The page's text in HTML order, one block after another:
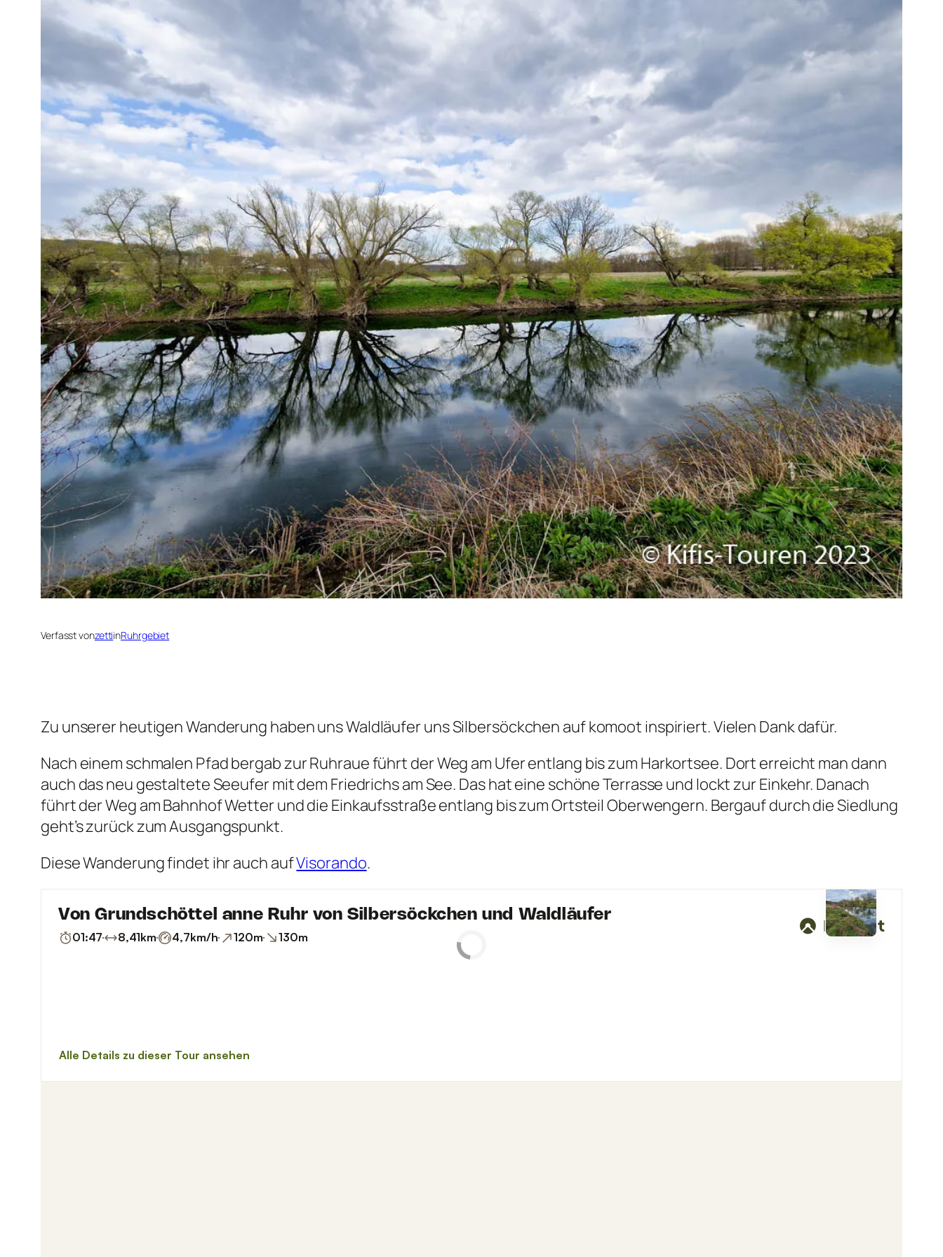
Verfasst vonzettiinRuhrgebiet
Zu unserer heutigen Wanderung haben uns Waldläufer uns Silbersöckchen auf komoot inspiriert. Vielen Dank dafür.
Nach einem schmalen Pfad bergab zur Ruhraue führt der Weg am Ufer entlang bis zum Harkortsee. Dort erreicht man dann
auch das neu gestaltete Seeufer mit dem Friedrichs am See. Das hat eine schöne Terrasse und lockt zur Einkehr. Danach
führt der Weg am Bahnhof Wetter und die Einkaufsstraße entlang bis zum Ortsteil Oberwengern. Bergauf durch die Siedlung
geht’s zurück zum Ausgangspunkt.
Diese Wanderung findet ihr auch aufVisorando.